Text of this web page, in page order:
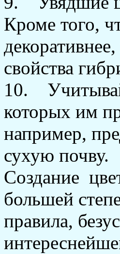
Кроме того,
свойства
10.
которых им
например,
сухую почву.
Создание
большей
правила,